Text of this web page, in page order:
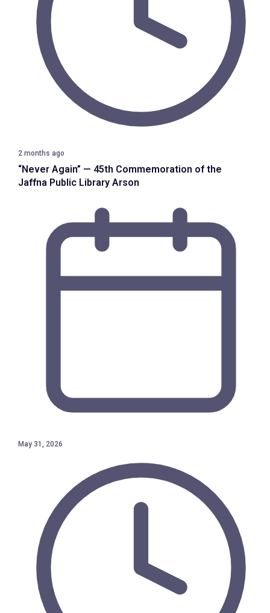
2 months ago
“Never Again” — 45th Commemoration of the
Jaffna Public Library Arson
May 31, 2026